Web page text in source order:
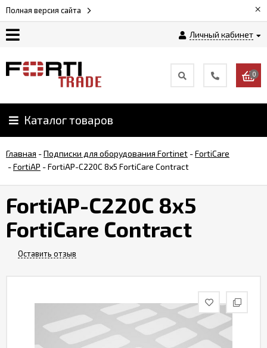
Полная версия сайта ×
Личный кабинет
Как
Доставка
и
оплата
0
Каталог товаров
Главная -Подписки для оборудования Fortinet -FortiCare
-FortiAP -FortiAP-C220C 8x5 FortiCare Contract
FortiAP-C220C 8x5
FortiCare Contract
Оставить отзыв